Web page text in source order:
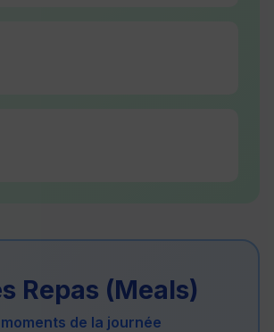
Repas (Meals)
de la journée